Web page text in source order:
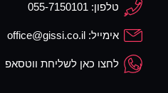
טלפון: 055-7150101
אימייל: office@gissi.co.il
לחצו כאן לשליחת ווטסאפ